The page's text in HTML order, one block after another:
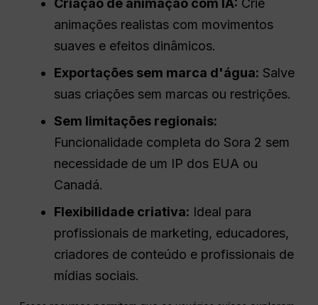
Criação de animação com IA: Crie
animações realistas com movimentos
suaves e efeitos dinâmicos.
Exportações sem marca d'água: Salve
suas criações sem marcas ou restrições.
Sem limitações regionais:
Funcionalidade completa do Sora 2 sem
necessidade de um IP dos EUA ou
Canadá.
Flexibilidade criativa: Ideal para
profissionais de marketing, educadores,
criadores de conteúdo e profissionais de
mídias sociais.